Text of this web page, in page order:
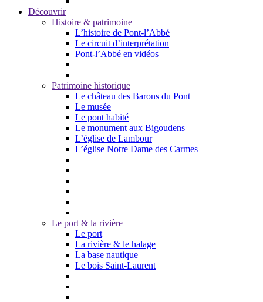
Découvrir
Histoire & patrimoine
L’histoire de Pont-l’Abbé
Le circuit d’interprétation
Pont-l’Abbé en vidéos
Patrimoine historique
Le château des Barons du Pont
Le musée
Le pont habité
Le monument aux Bigoudens
L’église de Lambour
L’église Notre Dame des Carmes
Le port & la rivière
Le port
La rivière & le halage
La base nautique
Le bois Saint-Laurent